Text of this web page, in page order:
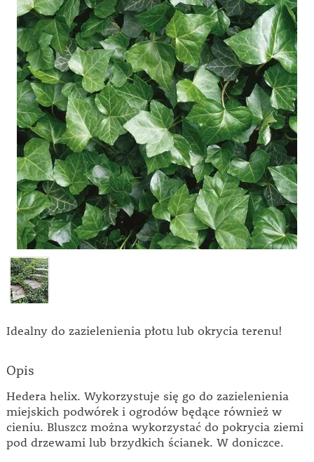
Idealny do zazielenienia płotu lub okrycia terenu!
Opis
Hedera helix. Wykorzystuje się go do zazielenienia
miejskich podwórek i ogrodów będące również w
cieniu. Bluszcz można wykorzystać do pokrycia ziemi
pod drzewami lub brzydkich ścianek. W doniczce.